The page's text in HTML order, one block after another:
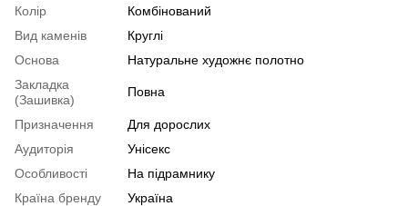
Колір
Комбінований
Вид каменів
Круглі
Основа
Натуральне художнє полотно
Закладка
(Зашивка)
Повна
Призначення
Для дорослих
Аудиторія
Унісекс
Особливості
На підрамнику
Країна бренду
Україна